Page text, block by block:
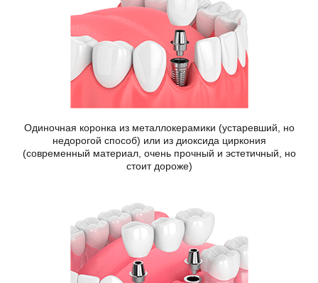
Одиночная коронка из металлокерамики (устаревший, но
недорогой способ) или из диоксида циркония
(современный материал, очень прочный и эстетичный, но
стоит дороже)